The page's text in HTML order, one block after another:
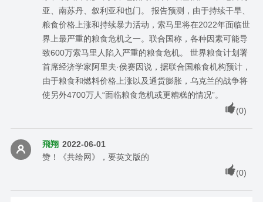
亚、南苏丹、叙利亚和也门。 报告预测，由于持续干旱、
粮食价格上涨和持续暴力活动，索马里将在2022年面临世
界上最严重的粮食危机之一。联合国称，各种因素可能导
致600万索马里人陷入严重的粮食危机。 世界粮食计划署
首席经济学家阿里夫·侯赛因说，据联合国粮食机构预计，
由于粮食和燃料价格上涨以及通货膨胀，乌克兰的战争将
使另外4700万人“面临粮食危机或更糟糕的情况”。
(0)
飛翔 2022-06-01
赞！《共绘网》，要英文版的
(0)